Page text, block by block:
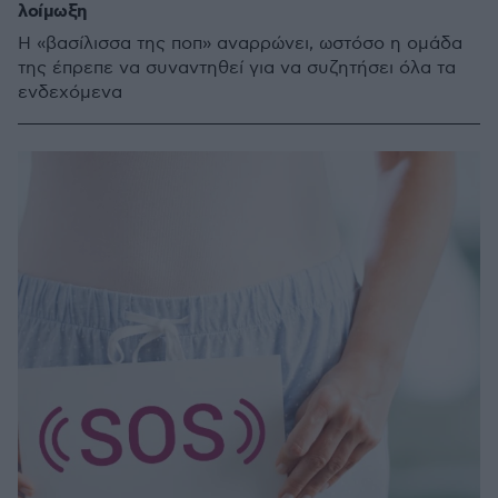
λοίμωξη
Η «βασίλισσα της ποπ» αναρρώνει, ωστόσο η ομάδα
της έπρεπε να συναντηθεί για να συζητήσει όλα τα
ενδεχόμενα